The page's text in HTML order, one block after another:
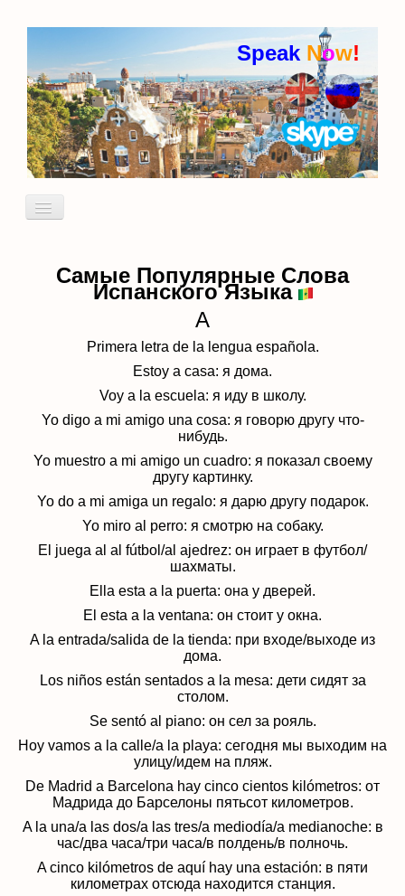
Speak Now!
Включить/
идиомы
Самые Популярные Слова
Испанского Языка
A
Primera letra de la lengua española.
Estoy a casa: я дома.
Voy a la escuela: я иду в школу.
Yo digo a mi amigo una cosa: я говорю другу что-
нибудь.
Yo muestro a mi amigo un cuadro: я показал своему
другу картинку.
Yo do a mi amiga un regalo: я дарю другу подарок.
Yo miro al perro: я смотрю на собаку.
El juega al al fútbol/al ajedrez: он играет в футбол/
шахматы.
Ella esta a la puerta: она у дверей.
El esta a la ventana: он стоит у окна.
A la entrada/salida de la tienda: при входе/выходе из
дома.
Los niños están sentados a la mesa: дети сидят за
столом.
Se sentóal piano: он сел за рояль.
Hoy vamos a la calle/a la playa: сегодня мы выходим на
улицу/идем на пляж.
De Madrid a Barcelona hay cinco cientos kil ómetros: от
Мадрида до Барселоны пятьсот километров.
A la una/a las dos/a las tres/a mediodía/a medianoche: в
час/два часа/три часа/в полдень/в полночь.
A cinco kil ómetros de aquí hay una estación: в пяти
километрах отсюда находится станция.